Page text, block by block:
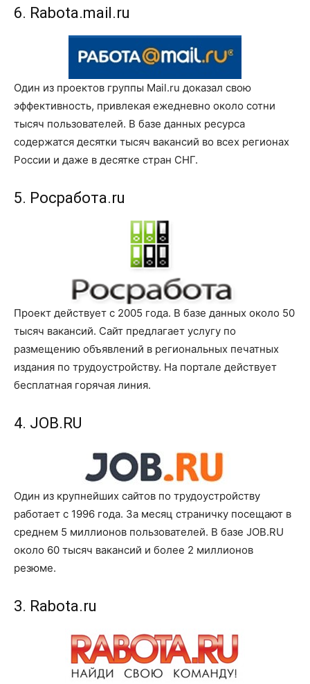
6. Rabota.mail.ru
Один из проектов группы Mail.ru доказал свою
эффективность, привлекая ежедневно около сотни
тысяч пользователей. В базе данных ресурса
содержатся десятки тысяч вакансий во всех регионах
России и даже в десятке стран СНГ.
5. Росработа.ru
Проект действует с 2005 года. В базе данных около 50
тысяч вакансий. Сайт предлагает услугу по
размещению объявлений в региональных печатных
издания по трудоустройству. На портале действует
бесплатная горячая линия.
4. JOB.RU
Один из крупнейших сайтов по трудоустройству
работает с 1996 года. За месяц страничку посещают в
среднем 5 миллионов пользователей. В базе JOB.RU
около 60 тысяч вакансий и более 2 миллионов
резюме.
3. Rabota.ru